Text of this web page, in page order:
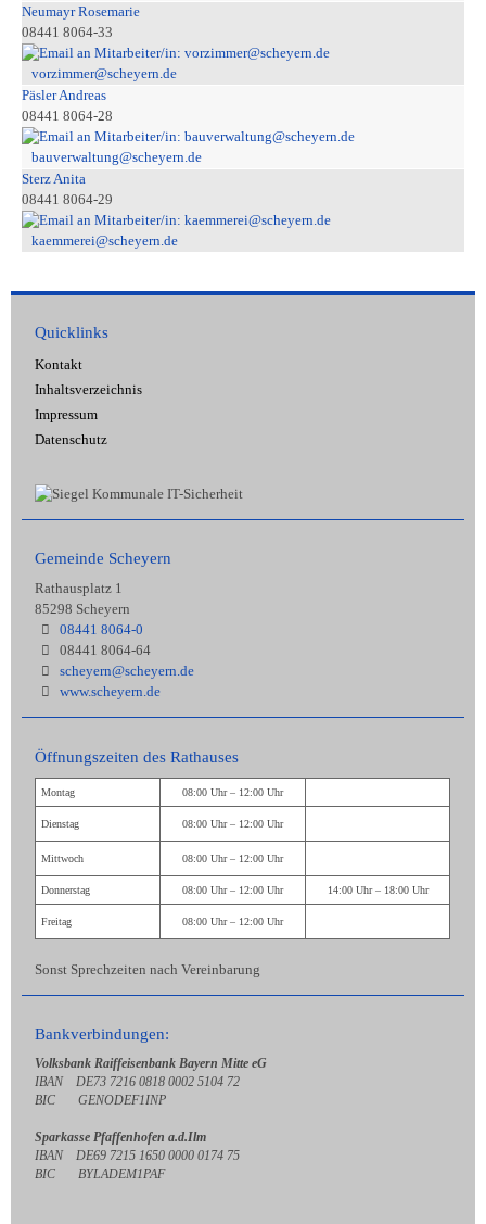
Neumayr Rosemarie
08441 8064-33
vorzimmer@scheyern.de
Päsler Andreas
08441 8064-28
bauverwaltung@scheyern.de
Sterz Anita
08441 8064-29
kaemmerei@scheyern.de
Quicklinks
Kontakt
Inhaltsverzeichnis
Impressum
Datenschutz
Gemeinde Scheyern
Rathausplatz 1
85298 Scheyern
08441 8064-0
08441 8064-64
scheyern@scheyern.de
www.scheyern.de
Öffnungszeiten des Rathauses
Montag 08:00 Uhr – 12:00 Uhr
Dienstag 08:00 Uhr – 12:00 Uhr
Mittwoch 08:00 Uhr – 12:00 Uhr
Donnerstag 08:00 Uhr – 12:00 Uhr 14:00 Uhr – 18:00 Uhr
Freitag 08:00 Uhr – 12:00 Uhr
Sonst Sprechzeiten nach Vereinbarung
Bankverbindungen:
Volksbank Raiffeisenbank Bayern Mitte eG
IBAN DE73 7216 0818 0002 5104 72
BIC GENODEF1INP
Sparkasse Pfaffenhofen a.d.Ilm
IBAN DE69 7215 1650 0000 0174 75
BIC BYLADEM1PAF